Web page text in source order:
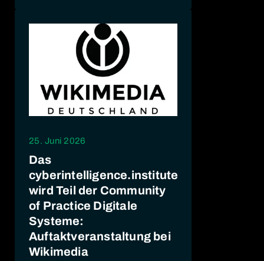
25. Juni 2026
Das
cyberintelligence.institute
wird Teil der Community
of Practice Digitale
Systeme:
Auftaktveranstaltung bei
Wikimedia